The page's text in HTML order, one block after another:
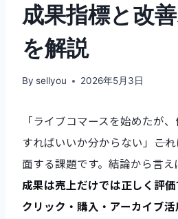
成果指標と改
を解説
By sellyou 2026年5月3日
「ライブコマースを始めたが
すればいいか分からない」――こ
面する課題です。結論から言え
成果は売上だけでは正しく評
クリック・購入・アーカイブ